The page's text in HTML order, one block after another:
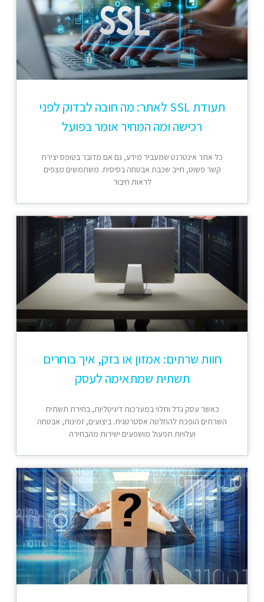
תעודת SSL לאתר: מה חובה לבדוק לפני
רכישה ומה המחיר אומר בפועל
כל אתר אינטרנט שמעביר מידע, גם אם מדובר בטופס יצירת
קשר פשוט, חייב שכבת אבטחה בסיסית. משתמשים מצפים
לראות חיבור
חוות שרתים: אמזון או בזק, איך בוחרים
תשתית שמתאימה לעסק
כאשר עסק גדל ותלוי במערכות דיגיטליות, בחירת תשתית
השרתים הופכת להחלטה אסטרטגית. ביצועים, זמינות, אבטחה
ועלויות תפעול מושפעים ישירות מהבחירה